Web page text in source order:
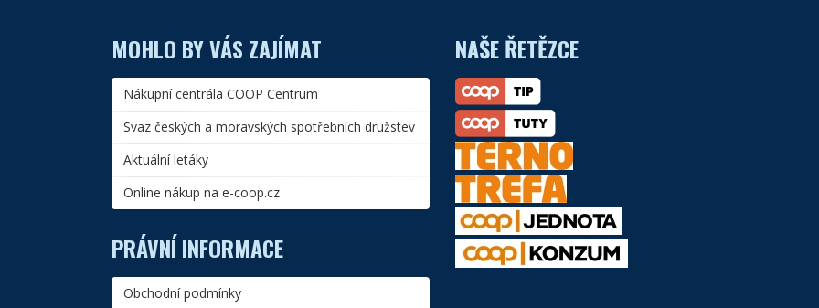
MOHLO BY VÁS ZAJÍMAT
Nákupní centrála COOP Centrum
Svaz českých a moravských spotřebních družstev
Aktuální letáky
Online nákup na e-coop.cz
PRÁVNÍ INFORMACE
Obchodní podmínky
NAŠE ŘETĚZCE